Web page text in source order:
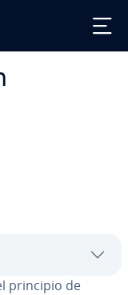
principio de